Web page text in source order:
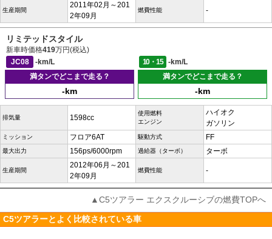
生産期間
2011年02月～201
2年09月
燃費性能 -
リミテッドスタイル
新車時価格419万円(税込)
JC08
-km/L 10・15
-km/L
満タンでどこまで走る？
-km
満タンでどこまで走る？
-km
排気量 1598cc
使用燃料
エンジン
ハイオク
ガソリン
ミッション フロア6AT 駆動方式 FF
最大出力 156ps/6000rpm 過給器（ターボ） ターボ
生産期間
2012年06月～201
2年09月
燃費性能 -
▲C5ツアラー エクスクルーシブの燃費TOPへ
C5ツアラーとよく比較されている車